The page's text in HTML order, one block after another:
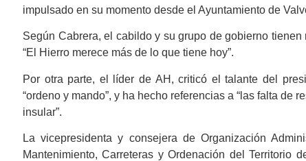
impulsado en su momento desde el Ayuntamiento de
Según Cabrera, el cabildo y su grupo de gobierno
“El Hierro merece más de lo que tiene hoy”.
Por otra parte, el líder de AH, criticó el talante del
“ordeno y mando”, y ha hecho referencias a “las falta
insular”.
La vicepresidenta y consejera de Organización
Mantenimiento, Carreteras y Ordenación del Territorio